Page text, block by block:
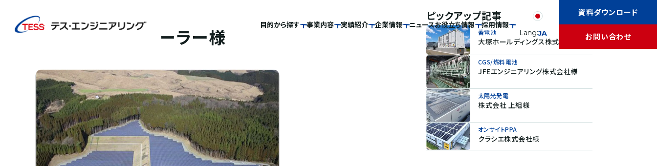
目的から探す 事業内容 実績紹介 企業情報 ニュースお役立ち情報 採用情報
資料ダウンロード
お問い合わせ
Lang:JA
太陽光発電
合同会社T&Mソーラー様
ピックアップ記事
蓄電池
大塚ホールディングス株式会社様
CGS/燃料電池
JFEエンジニアリング株式会社様
太陽光発電
株式会社 上組様
オンサイトPPA
クラシエ株式会社様